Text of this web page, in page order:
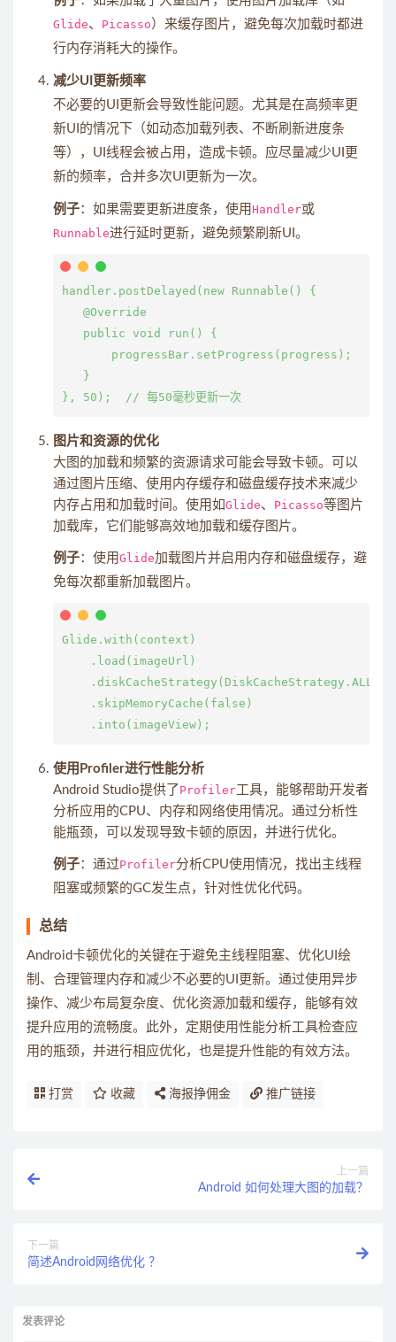
Glide、 Picasso）来缓存图片，避免每次加载时都进
行内存消耗大的操作。
减少UI更新频率
不必要的UI更新会导致性能问题。尤其是在高频率更
新UI的情况下（如动态加载列表、不断刷新进度条
等），UI线程会被占用，造成卡顿。应尽量减少UI更
新的频率，合并多次UI更新为一次。
例子：如果需要更新进度条，使用Handler或
Runnable进行延时更新，避免频繁刷新UI。
handler.postDelayed(new Runnable() {
   @Override
   public void run() {
       progressBar.setProgress(progress);
   }
图片和资源的优化
大图的加载和频繁的资源请求可能会导致卡顿。可以
通过图片压缩、使用内存缓存和磁盘缓存技术来减少
内存占用和加载时间。使用如Glide、 Picasso等图片
加载库，它们能够高效地加载和缓存图片。
例子：使用Glide加载图片并启用内存和磁盘缓存，避
免每次都重新加载图片。
Glide.with(context)
    .load(imageUrl)
    .diskCacheStrategy(DiskCacheStrategy.ALL)
    .skipMemoryCache(false)
使用Profiler进行性能分析
Android Studio提供了 Profiler工具，能够帮助开发者
分析应用的CPU、内存和网络使用情况。通过分析性
能瓶颈，可以发现导致卡顿的原因，并进行优化。
例子：通过Profiler分析CPU使用情况，找出主线程
阻塞或频繁的GC发生点，针对性优化代码。
总结
Android卡顿优化的关键在于避免主线程阻塞、优化UI绘
制、合理管理内存和减少不必要的UI更新。通过使用异步
操作、减少布局复杂度、优化资源加载和缓存，能够有效
提升应用的流畅度。此外，定期使用性能分析工具检查应
用的瓶颈，并进行相应优化，也是提升性能的有效方法。
打赏 收藏 海报挣佣金 推广链接
上一篇
Android 如何处理大图的加载？
下一篇
简述Android网络优化 ？
发表评论